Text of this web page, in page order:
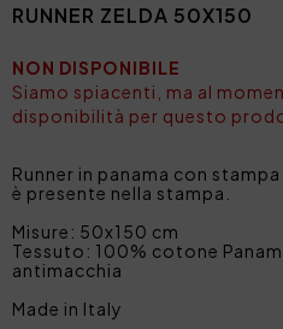
RUNNER ZELDA 50X150
NON DISPONIBILE
Siamo spiacenti, ma al
disponibilità per questo
Runner in panama con
è presente nella stampa.
Misure: 50x150 cm
Tessuto: 100% cotone
antimacchia
Made in Italy